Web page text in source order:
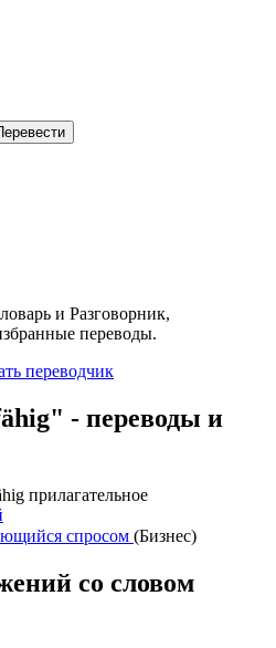
и Разговорник,
переводы.
- переводы и
прилагательное
спросом (Бизнес)
со словом